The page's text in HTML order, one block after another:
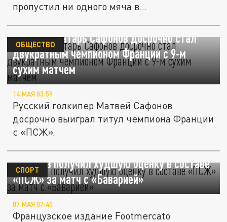
пропустил ни одного мяча в...
Русский вратарь Сафонов досрочно стал
двукратным чемпионом Франции с 9-м
сухим матчем
ОБЩЕСТВО
14 МАЯ 03:59
Русский голкипер Матвей Сафонов
досрочно выиграл титул чемпиона Франции
с «ПСЖ».
Сафонов получил худшую оценку в составе
«ПСЖ» за матч с «Баварией»
СПОРТ
07 МАЯ 07:40
Французское издание Footmercato